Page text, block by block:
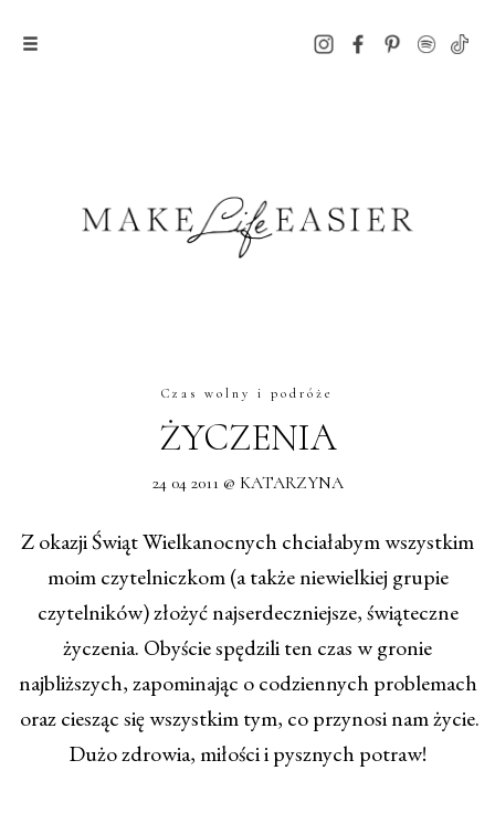
Czas wolny i podróże
ŻYCZENIA
24 04 2011 @ KATARZYNA
Z okazji Świąt Wielkanocnych chciałabym wszystkim
moim czytelniczkom (a także niewielkiej grupie
czytelników) złożyć najserdeczniejsze, świąteczne
życzenia. Obyście spędzili ten czas w gronie
najbliższych, zapominając o codziennych problemach
oraz ciesząc się wszystkim tym, co przynosi nam życie.
Dużo zdrowia, miłości i pysznych potraw!